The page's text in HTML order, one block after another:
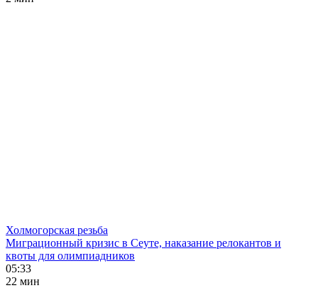
Холмогорская резьба
Миграционный кризис в Сеуте, наказание релокантов и
квоты для олимпиадников
05:33
22 мин